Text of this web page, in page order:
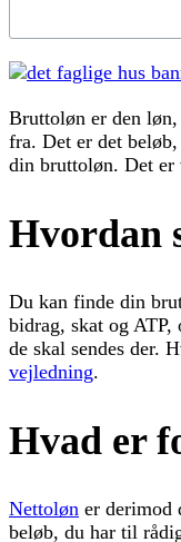
Bruttoløn er den
fra. Det er det
din bruttoløn. Det er
Hvordan
Du kan finde din
bidrag, skat og
de skal sendes der.
vejledning.
Hvad er
Nettoløn er derimod
beløb, du har til